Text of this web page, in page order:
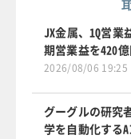
JX金属、1Q営
期営業益を420
2026/08/06 19:25
グーグルの研究
学を自動化する